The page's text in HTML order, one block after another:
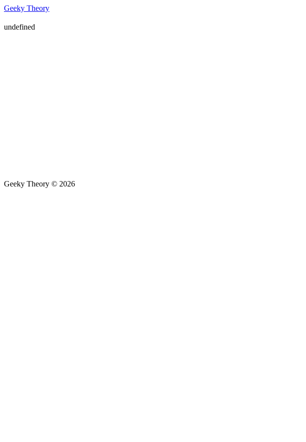
Geeky Theory
undefined
Geeky Theory © 2026